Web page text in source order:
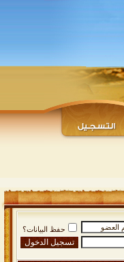
حفظ البيانات؟